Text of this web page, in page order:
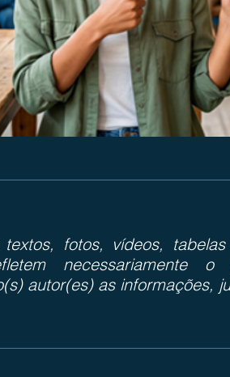
fotos, vídeos,
necessariamente
autor(es) as informações,